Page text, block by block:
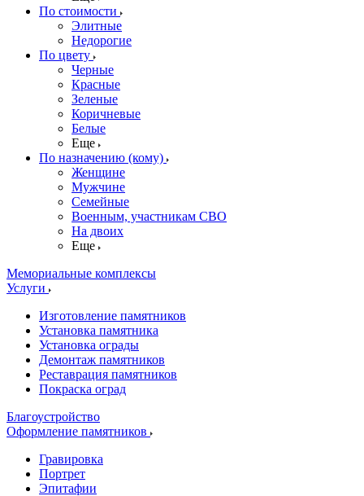
По стоимости
Элитные
Недорогие
По цвету
Черные
Красные
Зеленые
Коричневые
Белые
Еще
По назначению (кому)
Женщине
Мужчине
Семейные
Военным, участникам СВО
На двоих
Еще
Мемориальные комплексы
Услуги
Изготовление памятников
Установка памятника
Установка ограды
Демонтаж памятников
Реставрация памятников
Покраска оград
Благоустройство
Оформление памятников
Гравировка
Портрет
Эпитафии